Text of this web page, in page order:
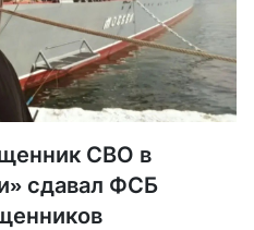
СВО в
сдавал ФСБ